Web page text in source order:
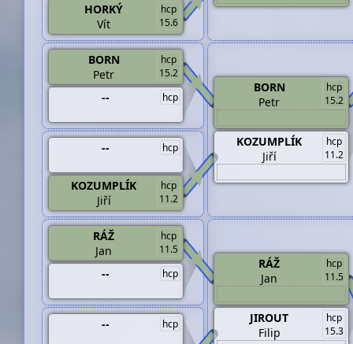
hcp
15.6
HORKÝ
Vít
hcp
15.2
BORN
Petr
hcp
--
hcp
--
hcp
11.2
KOZUMPLÍK
Jiří
hcp
11.5
RÁŽ
Jan
hcp
--
hcp
--
hcp
15.2
BORN
Petr
hcp
11.2
KOZUMPLÍK
Jiří
hcp
11.5
RÁŽ
Jan
hcp
15.3
JIROUT
Filip